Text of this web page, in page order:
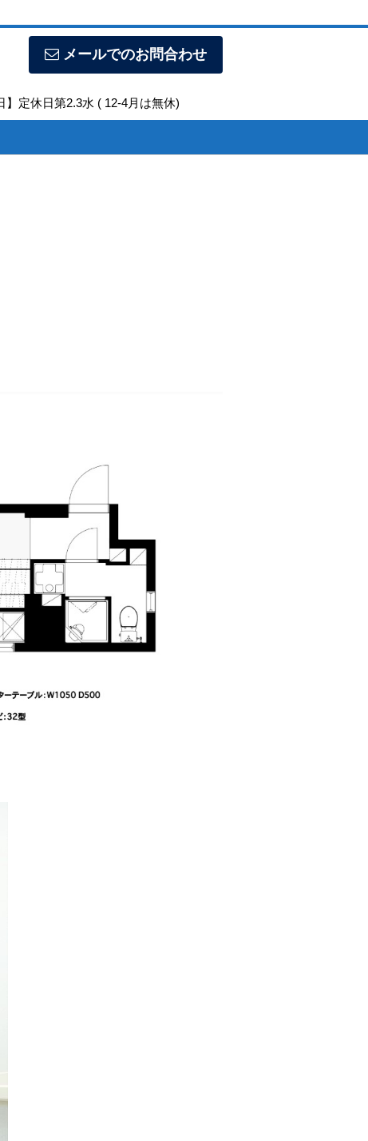
メールでのお問合わせ
】定休日第2.3水 ( 12-4月は無休)